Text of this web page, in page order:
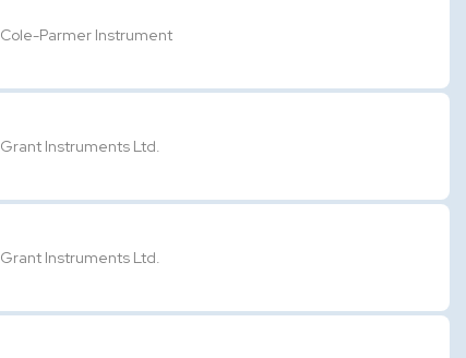
Cole-Parmer Instrument
Grant Instruments Ltd.
Grant Instruments Ltd.